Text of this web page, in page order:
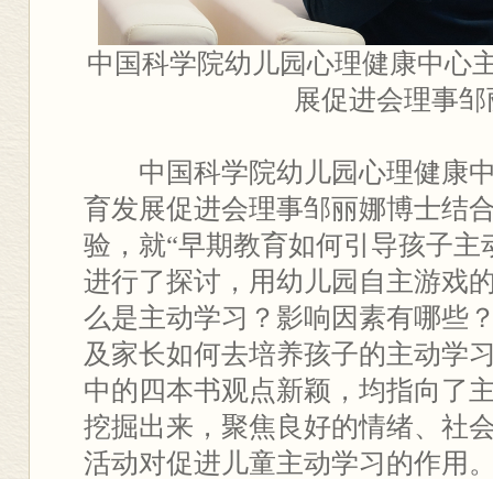
中国科学院幼儿园心理健康中心
展促进会理事邹
中国科学院幼儿园心理健康
育发展促进会理事邹丽娜博士结
验，就“早期教育如何引导孩子主
进行了探讨，用幼儿园自主游戏
么是主动学习？影响因素有哪些
及家长如何去培养孩子的主动学
中的四本书观点新颖，均指向了
挖掘出来，聚焦良好的情绪、社
活动对促进儿童主动学习的作用